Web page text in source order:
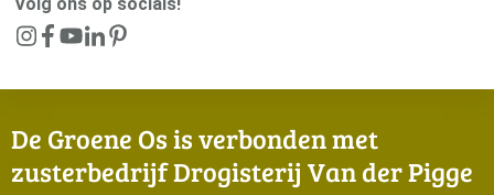
De Groene Os is verbonden met
zusterbedrijf Drogisterij Van der Pigge